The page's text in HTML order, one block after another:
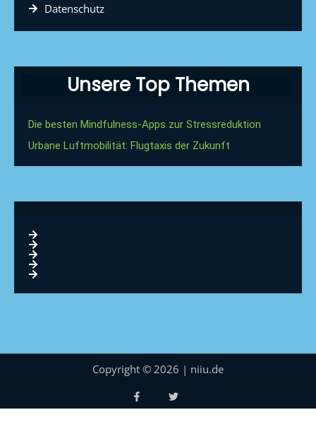
Datenschutz
Unsere Top Themen
Die besten Mindfulness-Apps zur Stressreduktion
Urbane Luftmobilität: Flugtaxis der Zukunft
Copyright © 2026 | niiu.de